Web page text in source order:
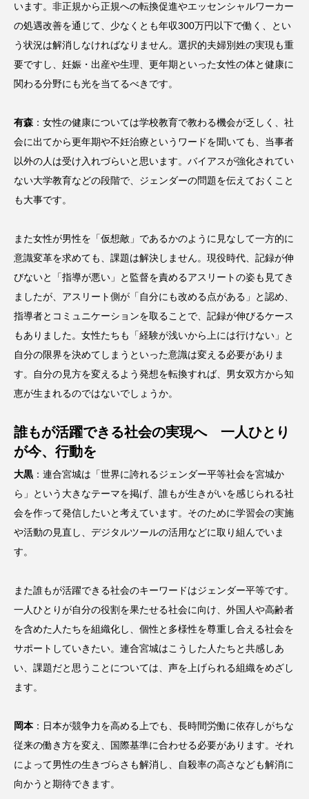
います。非正規から正規への転換促進やエッセンシャルワーカー
の処遇改善を通じて、少なくとも年収300万円以下で働く、とい
う状況は解消しなければなりません。選択的夫婦別姓の実現も重
要ですし、妊娠・出産や生理、更年期といった女性の体と健康に
関わる分野にも光を当てるべきです。
有森 ：女性の健康については学校教育で教わる機会が乏しく、社
会に出てから更年期や不妊治療というワードを聞いても、当事者
以外の人は受け入れづらいと思います。バイアスが強化されてい
ない大学教育などの段階で、ジェンダーの問題を伝えておくこと
も大事です。
また女性が男性を「仮想敵」であるかのように見なして一方的に
意識変革を求めても、課題は解決しません。現役時代、記録が伸
びないと「指導が悪い」と監督を責めるアスリートの姿も見てき
ましたが、アスリート側が「自分にも改める点がある」と認め、
指導者とコミュニケーションを取ることで、記録が伸びるケース
もありました。女性たちも「経験が浅いから上には行けない」と
自分の限界を決めてしまうといった意識は変える必要がありま
す。自分の見方を変えるよう発想を転換すれば、男女双方から知
恵が生まれるのではないでしょうか。
誰もが活躍できる社会の実現へ 一人ひとり
が今、行動を
大黒 ：連合宮城は「世界に誇れるジェンダー平等社会を宮城か
ら」という大きなテーマを掲げ、誰もが生きがいを感じられる社
会を作って発信したいと考えています。そのために学習会の実施
や活動の見直し、デジタルツールの活用などに取り組んでいま
す。
また誰もが活躍できる社会のキーワードはジェンダー平等です。
一人ひとりが自分の役割を果たせる社会に向け、外国人や高齢者
を含めた人たちを組織化し、個性と多様性を尊重し合える社会を
サポートしていきたい。連合宮城はこうした人たちと共感しあ
い、課題だと思うことについては、声を上げられる組織をめざし
ます。
岡本：日本が競争力を高める上でも、長時間労働に依存しがちな
従来の働き方を変え、国際基準に合わせる必要があります。それ
によって男性の生きづらさも解消し、自殺率の高さなども解消に
向かうと期待できます。